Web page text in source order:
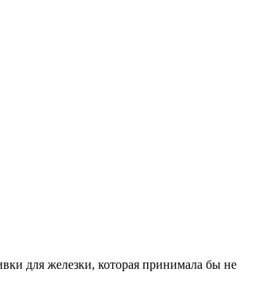
для железки, которая принимала бы не